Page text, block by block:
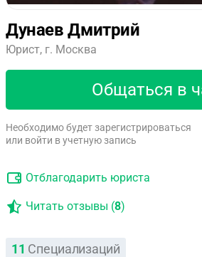
Дунаев Дмитрий
Юрист, г. Москва
Общаться в
Необходимо будет зарегистрироваться
или войти в учетную запись
Отблагодарить юриста
Читать отзывы (8)
11 Специализаций